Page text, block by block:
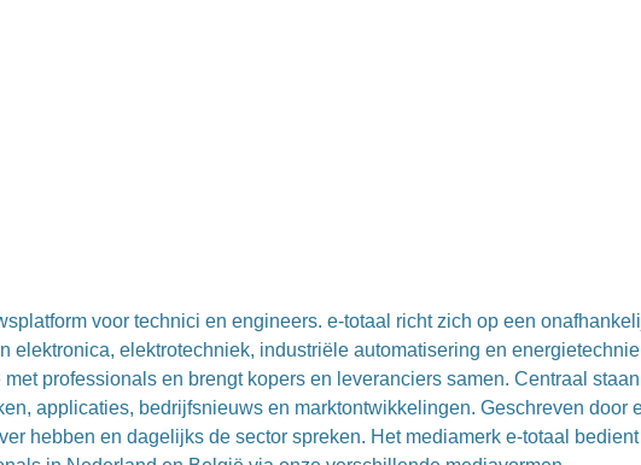
voor technici en engineers. e-totaal richt zich op een
elektronica, elektrotechniek, industriële automatisering en
professionals en brengt kopers en leveranciers samen. Centraal staan
applicaties, bedrijfsnieuws en marktontwikkelingen. Geschreven door
hebben en dagelijks de sector spreken. Het mediamerk e-totaal bedient